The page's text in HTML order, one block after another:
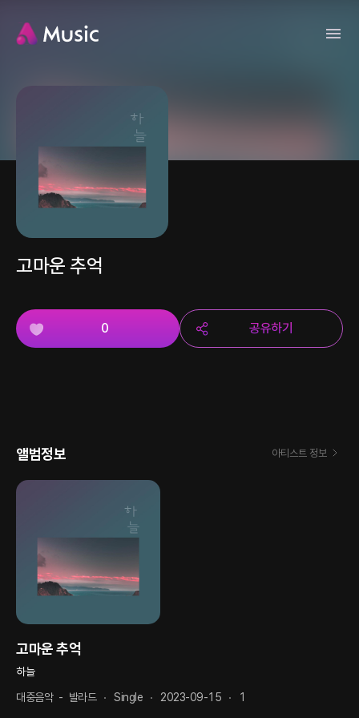
고마운 추억
0 공유하기
앨범정보 아티스트 정보
고마운 추억
하늘
대중음악- 발라드 Single 2023-09-15 1